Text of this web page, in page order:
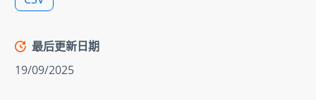
最后更新日期
19/09/2025